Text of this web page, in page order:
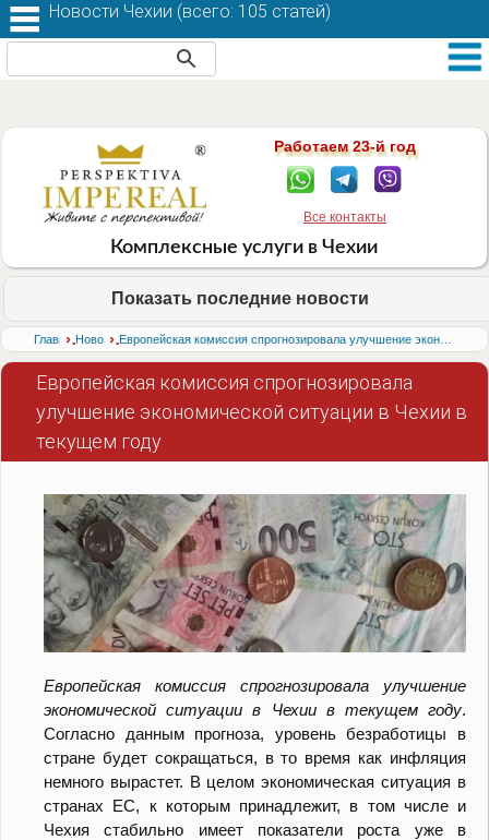
Работаем 23-й год
Все контакты
Комплексные услуги в Чехии
Показать последние новости
Главная›
Новости› Европейская комиссия спрогнозировала улучшение экономической ситуации в Чехии в текущем году
Европейская комиссия спрогнозировала
улучшение экономической ситуации в Чехии в
текущем году
Европейская комиссия спрогнозировала улучшение
экономической ситуации в Чехии в текущем году.
Согласно данным прогноза, уровень безработицы в
стране будет сокращаться, в то время как инфляция
немного вырастет. В целом экономическая ситуация в
странах ЕС, к которым принадлежит, в том числе и
Чехия стабильно имеет показатели роста уже в
Новости Чехии (всего: 105 статей)